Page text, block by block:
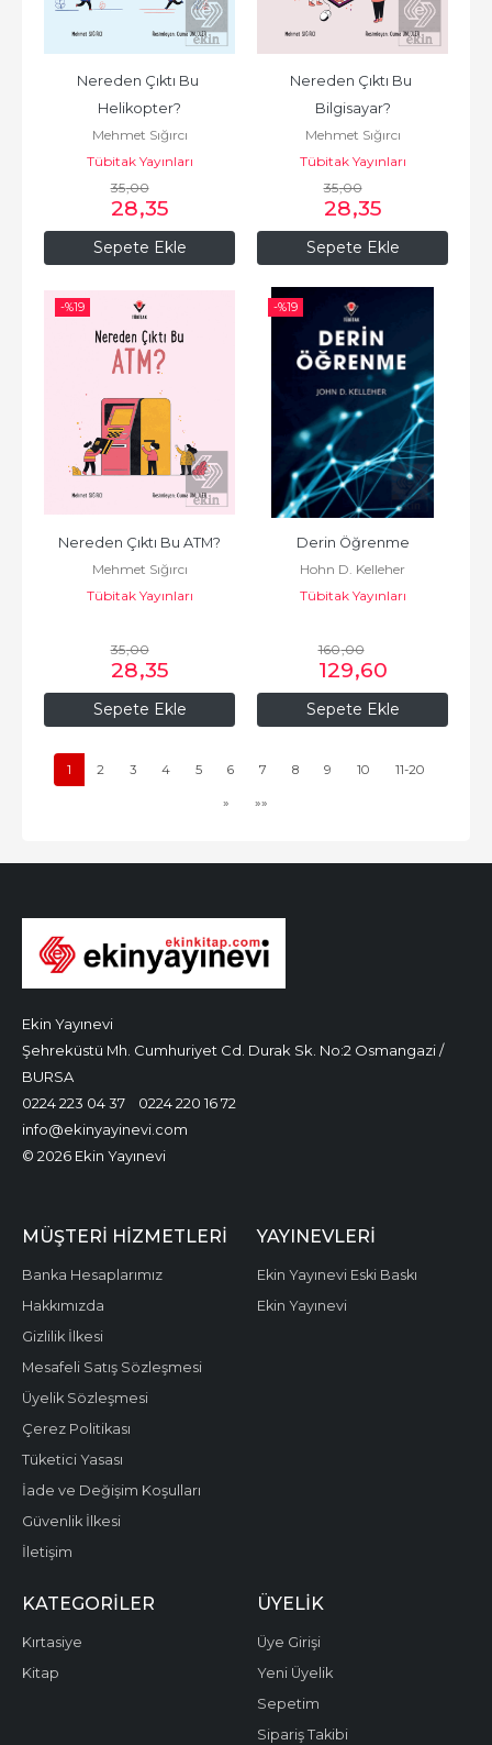
Sepete Ekle
Nereden Çıktı Bu
Helikopter?
Mehmet Sığırcı
Tübitak Yayınları
35,00
28,35
Sepete Ekle
Nereden Çıktı Bu
Bilgisayar?
Mehmet Sığırcı
Tübitak Yayınları
35,00
28,35
-%19
Sepete Ekle
Nereden Çıktı Bu ATM?
Mehmet Sığırcı
Tübitak Yayınları
35,00
28,35
-%19
Sepete Ekle
Derin Öğrenme
Hohn D. Kelleher
Tübitak Yayınları
160,00
129,60
1 2 3 4 5 6 7 8 9 10 11-20
» »»
Ekin Yayınevi
Şehreküstü Mh. Cumhuriyet Cd. Durak Sk. No:2 Osmangazi /
BURSA
0224 223 04 37
0224 220 16 72
info@ekinyayinevi.com
© 2026 Ekin Yayınevi
MÜŞTERI HIZMETLERI
Banka Hesaplarımız
Hakkımızda
Gizlilik İlkesi
Mesafeli Satış Sözleşmesi
Üyelik Sözleşmesi
Çerez Politikası
Tüketici Yasası
İade ve Değişim Koşulları
Güvenlik İlkesi
İletişim
YAYINEVLERI
Ekin Yayınevi Eski Baskı
Ekin Yayınevi
KATEGORILER
Kırtasiye
Kitap
ÜYELIK
Üye Girişi
Yeni Üyelik
Sepetim
Sipariş Takibi